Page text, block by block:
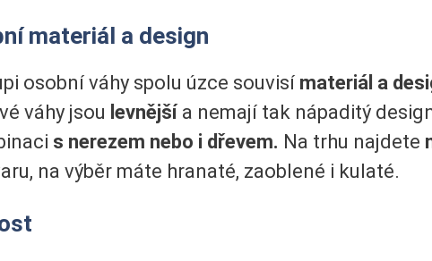
materiál a design
osobní váhy spolu úzce souvisí materiál a
váhy jsou levnější a nemají tak nápaditý
s nerezem nebo i dřevem. Na trhu najdete
na výběr máte hranaté, zaoblené i kulaté.